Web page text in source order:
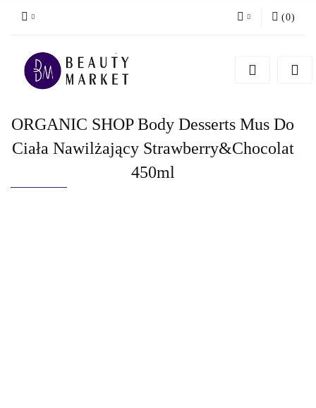
Zarejestruj się
(0)
ORGANIC SHOP Body Desserts Mus Do
Ciała Nawilżający Strawberry&Chocolat
450ml